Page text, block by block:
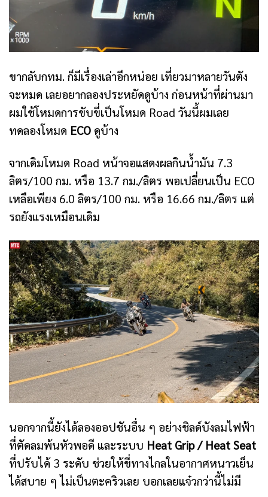
ขากลับกทม. ก็มีเรื่องเล่าอีกหน่อย เที่ยวมาหลายวันตัง
จะหมด เลยอยากลองประหยัดดูบ้าง ก่อนหน้าที่ผ่านมา
ผมใช้โหมดการขับขี่เป็นโหมด Road วันนี้ผมเลย
ทดลองโหมด ECO ดูบ้าง
จากเดิมโหมด Road หน้าจอแสดงผลกินน้ำมัน 7.3
ลิตร/100 กม. หรือ 13.7 กม./ลิตร พอเปลี่ยนเป็น ECO
เหลือเพียง 6.0 ลิตร/100 กม. หรือ 16.66 กม./ลิตร แต่
รถยังแรงเหมือนเดิม
นอกจากนี้ยังได้ลองออปชันอื่น ๆ อย่างชิลด์บังลมไฟฟ้า
ที่ตัดลมพ้นหัวพอดี และระบบ Heat Grip / Heat Seat
ที่ปรับได้ 3 ระดับ ช่วยให้ขี่ทางไกลในอากาศหนาวเย็น
ได้สบาย ๆ ไม่เป็นตะคริวเลย บอกเลยแจ๋วกว่านี้ไม่มี